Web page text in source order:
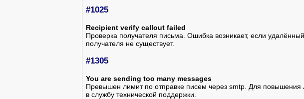
#1025
Recipient verify callout failed
Проверка получателя письма. Ошибка возникает, если удалённый
получателя не существует.
#1305
You are sending too many messages
Превышен лимит по отправке писем через smtp. Для повышения
в службу технической поддержки.